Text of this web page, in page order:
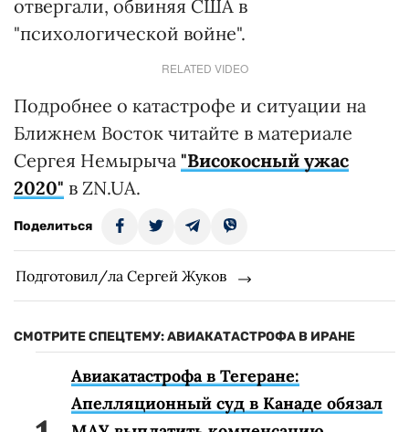
отвергали, обвиняя США в
"психологической войне".
RELATED VIDEO
Подробнее о катастрофе и ситуации на
Ближнем Восток читайте в материале
Сергея Немырыча "Високосный ужас
2020" в ZN.UA.
Поделиться
Подготовил/ла Сергей Жуков
СМОТРИТЕ СПЕЦТЕМУ: АВИАКАТАСТРОФА В ИРАНЕ
Авиакатастрофа в Тегеране:
Апелляционный суд в Канаде обязал